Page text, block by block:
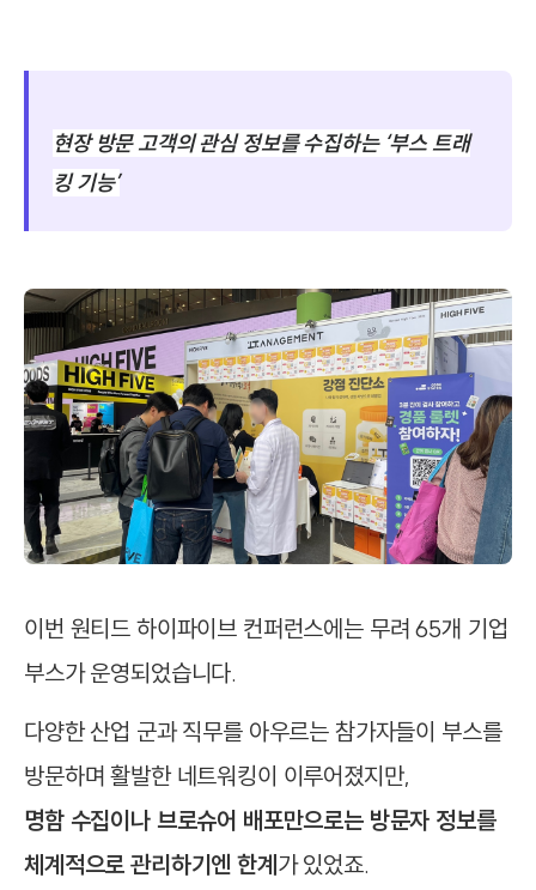
현장 방문 고객의 관심 정보를 수집하는 ‘부스 트래
킹 기능’
이번 원티드 하이파이브 컨퍼런스에는 무려 65개 기업
부스가 운영되었습니다.
다양한 산업 군과 직무를 아우르는 참가자들이 부스를
방문하며 활발한 네트워킹이 이루어졌지만,
명함 수집이나 브로슈어 배포만으로는 방문자 정보를
체계적으로 관리하기엔 한계가 있었죠.